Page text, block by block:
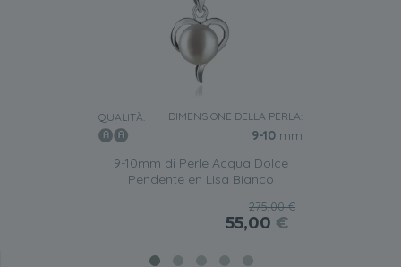
QUALITÀ: DIMENSIONE DELLA PERLA:
9-10 mm
9-10mm di Perle Acqua Dolce
Pendente en Lisa Bianco
275,00 €
55,00 €